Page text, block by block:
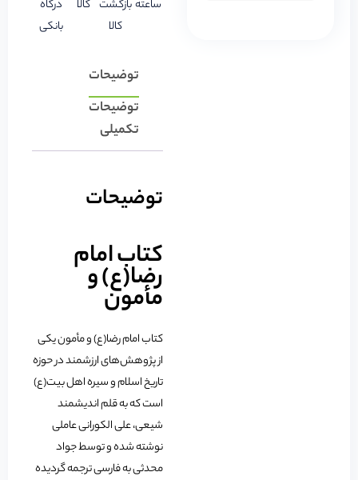
ساعتهبازگشت
کالا
کالا
درگاه
بانکی
توضیحات
توضیحات
تکمیلی
توضیحات
کتاب امام
رضا(ع) و
مأمون
کتاب امام رضا(ع) و مأمون یکی
از پژوهش‌های ارزشمند در حوزه
تاریخ اسلام و سیره اهل بیت(ع)
است که به قلم اندیشمند
شیعی، علی الکورانی عاملی
نوشته شده و توسط جواد
محدثی به فارسی ترجمه گردیده